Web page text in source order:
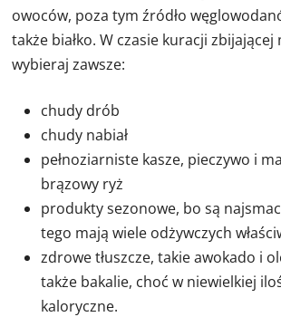
owoców, poza tym źródło
także białko. W czasie kuracji zbijającej
wybieraj zawsze:
chudy drób
chudy nabiał
pełnoziarniste kasze, pieczywo i
brązowy ryż
produkty sezonowe, bo są
tego mają wiele odżywczych
zdrowe tłuszcze, takie awokado i
także bakalie, choć w niewielkiej
kaloryczne.